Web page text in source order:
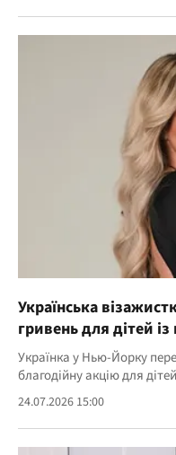
Українська
гривень для дітей
Українка у Нью-Йорку
благодійну акцію для дітей
24.07.2026 15:00